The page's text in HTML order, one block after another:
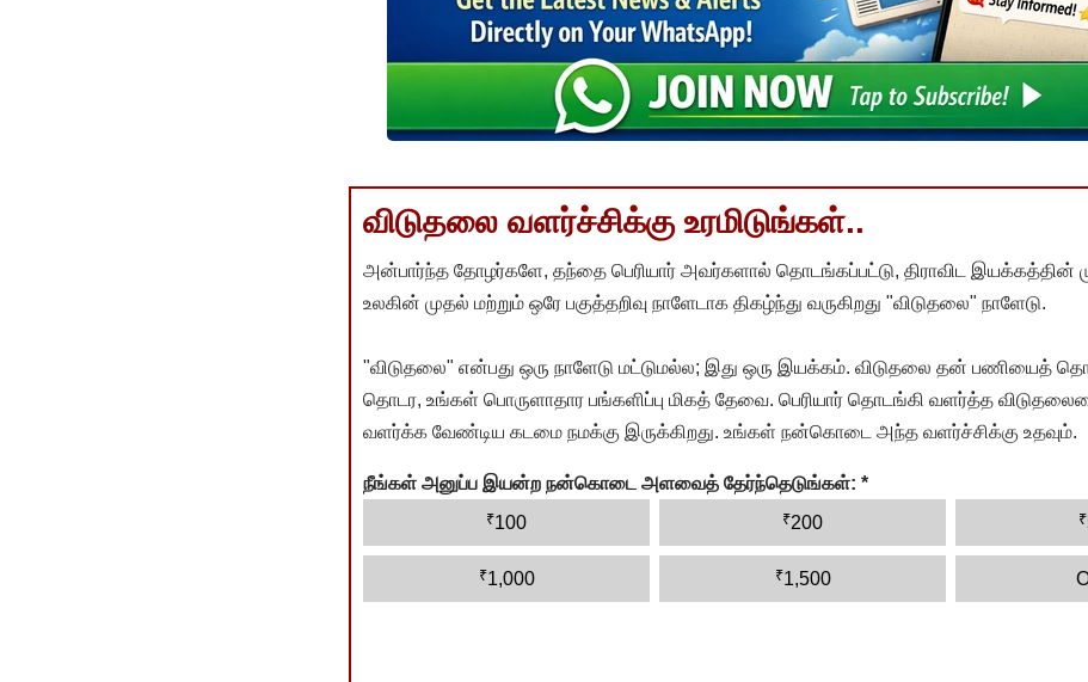
விடுதலை வளர்ச்சிக்கு உரமிடுங்கள்..
அன்பார்ந்த தோழர்களே, தந்தை பெரியார் அவர்களால் தொடங்கப்பட்டு, திராவிட இயக்கத்தின்
உலகின் முதல் மற்றும் ஒரே பகுத்தறிவு நாளேடாக திகழ்ந்து வருகிறது "விடுதலை" நாளேடு.
"விடுதலை" என்பது ஒரு நாளேடு மட்டுமல்ல; இது ஒரு இயக்கம். விடுதலை தன் பணியைத்
தொடர, உங்கள் பொருளாதார பங்களிப்பு மிகத் தேவை. பெரியார் தொடங்கி வளர்த்த
வளர்க்க வேண்டிய கடமை நமக்கு இருக்கிறது. உங்கள் நன்கொடை அந்த வளர்ச்சிக்கு உதவும்.
நீங்கள் அனுப்ப இயன்ற நன்கொடை அளவைத் தேர்ந்தெடுங்கள்: *
₹100 ₹200 ₹
₹1,000 ₹1,500